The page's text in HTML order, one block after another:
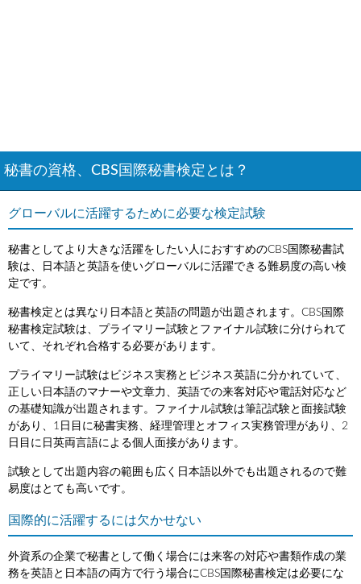
秘書の資格、CBS国際秘書検定とは？
グローバルに活躍するために必要な検定試験
秘書としてより大きな活躍をしたい人におすすめのCBS国際秘書試
験は、日本語と英語を使いグローバルに活躍できる難易度の高い検
定です。
秘書検定とは異なり日本語と英語の問題が出題されます。CBS国際
秘書検定試験は、プライマリー試験とファイナル試験に分けられて
いて、それぞれ合格する必要があります。
プライマリー試験はビジネス実務とビジネス英語に分かれていて、
正しい日本語のマナーや文章力、英語での来客対応や電話対応など
の基礎知識が出題されます。ファイナル試験は筆記試験と面接試験
があり、1日目に秘書実務、経理管理とオフィス実務管理があり、2
日目に日英両言語による個人面接があります。
試験として出題内容の範囲も広く日本語以外でも出題されるので難
易度はとても高いです。
国際的に活躍するには欠かせない
外資系の企業で秘書として働く場合には来客の対応や書類作成の業
務を英語と日本語の両方で行う場合にCBS国際秘書検定は必要にな